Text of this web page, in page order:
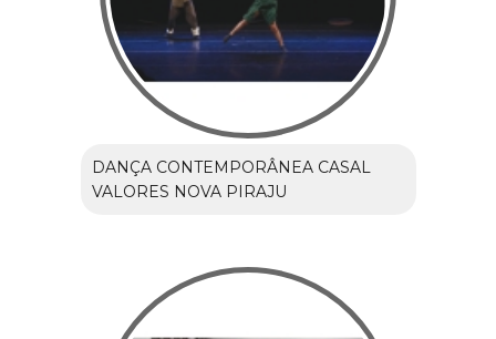
DANÇA CONTEMPORÂNEA CASAL
VALORES NOVA PIRAJU